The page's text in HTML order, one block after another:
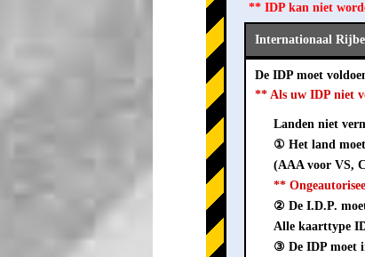
** IDP kan niet
Internationaal
De IDP moet
** Als uw IDP niet
Landen niet
① Het land moet
(AAA voor VS,
**
② De I.D.P.
Alle kaarttype
③ De IDP moet